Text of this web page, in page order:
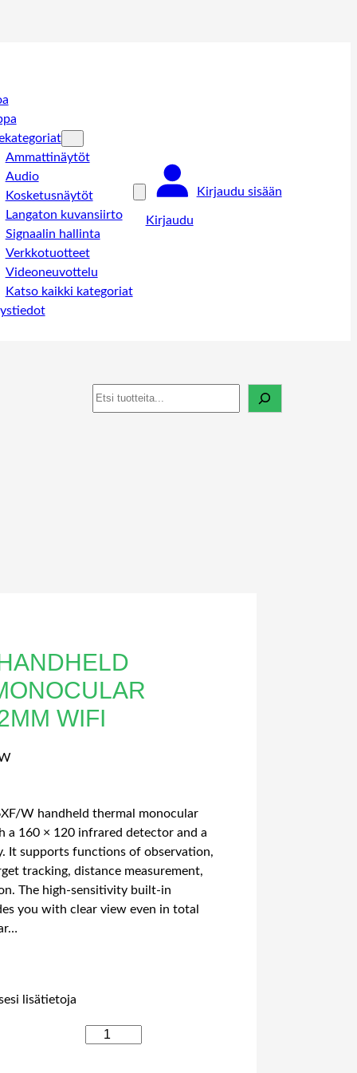
Ammattinäytöt
Audio
Kosketusnäytöt
Langaton kuvansiirto
Signaalin hallinta
Verkkotuotteet
Videoneuvottelu
Katso kaikki kategoriat
Kirjaudu
Kirjaudu sisään
Haku
WIFI
W handheld thermal monocular
a 160 × 120 infrared detector and a
It supports functions of observation,
tracking, distance measurement,
The high-sensitivity built-in
you with clear view even in total
lisätietoja